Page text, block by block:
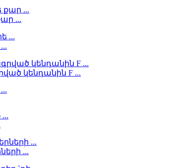
...
կենդանին F ...
...